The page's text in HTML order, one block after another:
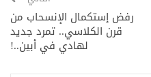
رفض إستكمال الإنسحاب من
قرن الكلاسي.. تمرد جديد
لهادي في أبين..!